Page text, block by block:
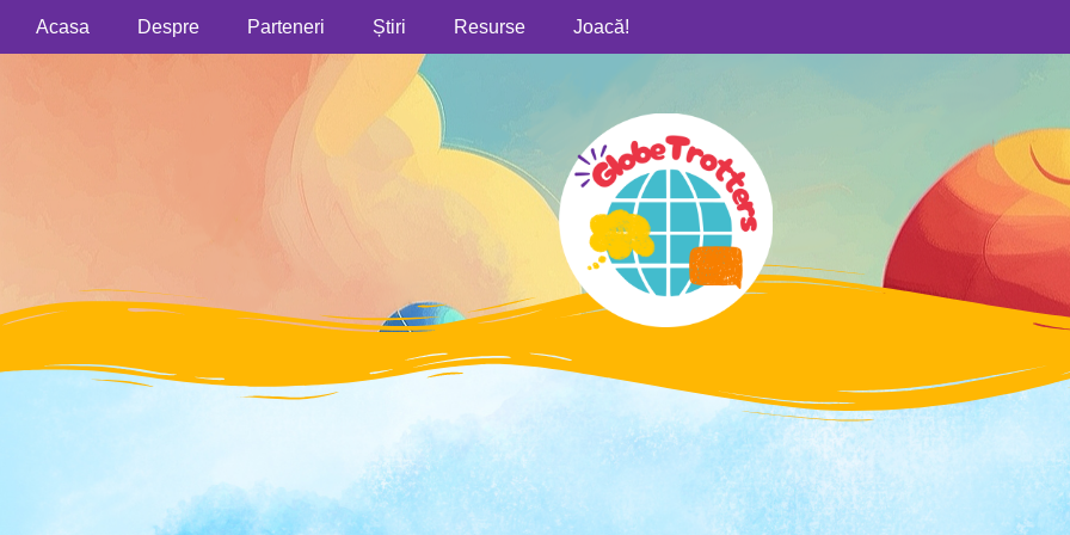
Acasa Despre Parteneri Știri Resurse Joacă!